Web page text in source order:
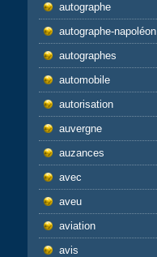
autographe
autographe-napoléon
autographes
automobile
autorisation
auvergne
auzances
avec
aveu
aviation
avis